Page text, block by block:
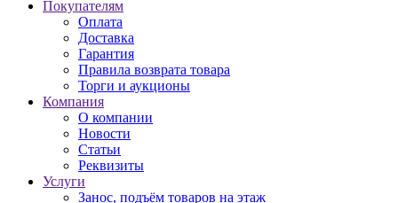
Покупателям
Оплата
Доставка
Гарантия
Правила возврата товара
Торги и аукционы
Компания
О компании
Новости
Статьи
Реквизиты
Услуги
Занос, подъём товаров на этаж